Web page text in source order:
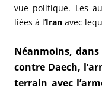
vue politique. Les
liées à l’Iran avec
Néanmoins,
contre Daech,
terrain avec